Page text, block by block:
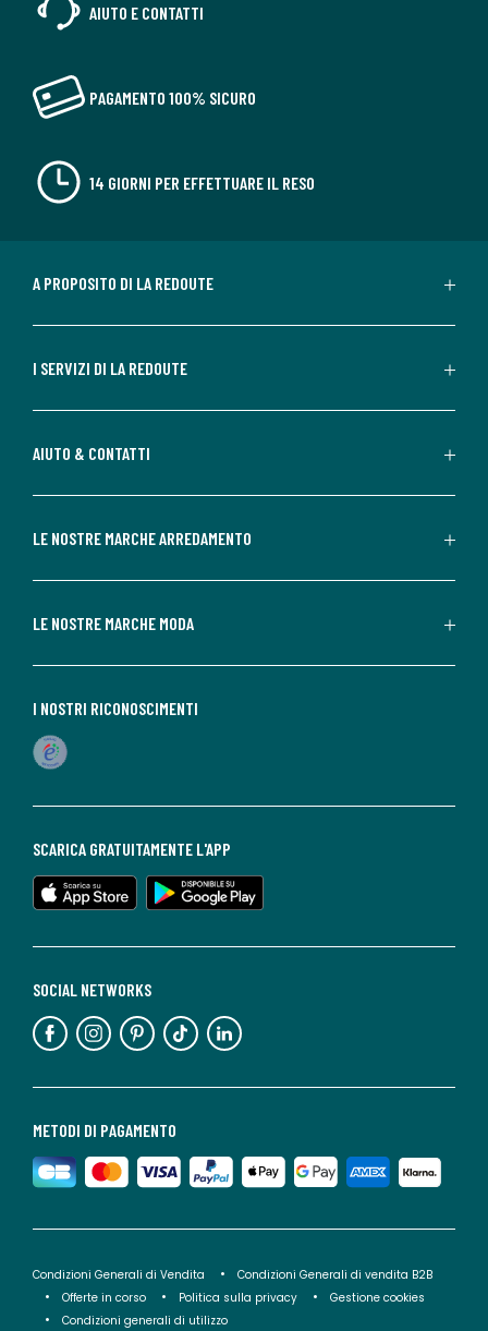
AIUTO E CONTATTI
PAGAMENTO 100% SICURO
14 GIORNI PER EFFETTUARE IL RESO
A PROPOSITO DI LA REDOUTE
I SERVIZI DI LA REDOUTE
AIUTO & CONTATTI
LE NOSTRE MARCHE ARREDAMENTO
LE NOSTRE MARCHE MODA
METODI DI PAGAMENTO
SOCIAL NETWORKS
SCARICA GRATUITAMENTE L'APP
I NOSTRI RICONOSCIMENTI
Condizioni Generali di Vendita
Condizioni Generali di vendita B2B
Offerte in corso
Politica sulla privacy
Gestione cookies
Condizioni generali di utilizzo